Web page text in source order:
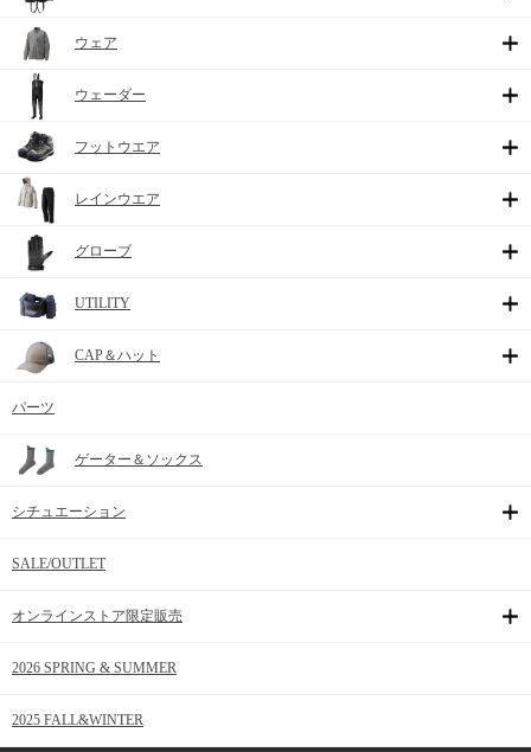
ウェア
ウェーダー
フットウエア
レインウエア
グローブ
UTILITY
CAP＆ハット
パーツ
ゲーター＆ソックス
シチュエーション
SALE/OUTLET
オンラインストア限定販売
2026 SPRING & SUMMER
2025 FALL&WINTER